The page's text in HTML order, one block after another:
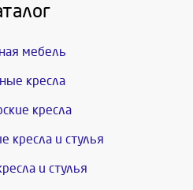
мебель
кресла
кресла
кресла и стулья
и стулья